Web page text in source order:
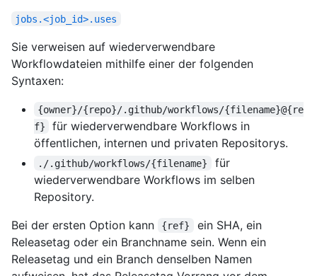
jobs.<job_id>.uses
Sie verweisen auf wiederverwendbare
Workflowdateien mithilfe einer der folgenden
Syntaxen:
{owner}/{repo}/.github/workflows/{filename}@{re
f}
für wiederverwendbare Workflows in
öffentlichen, internen und privaten Repositorys.
./.github/workflows/{filename}
für
wiederverwendbare Workflows im selben
Repository.
Bei der ersten Option kann
{ref}
ein SHA, ein
Releasetag oder ein Branchname sein. Wenn ein
Releasetag und ein Branch denselben Namen